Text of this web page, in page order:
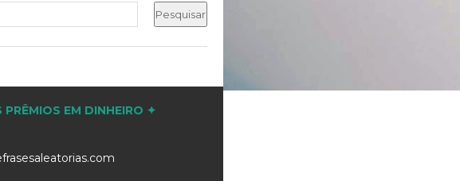
PRÊMIOS EM DINHEIRO ✦